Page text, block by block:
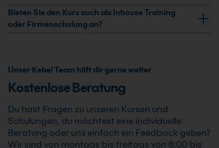
Teilnahmezertifikat. Dieses bestätigt Deine erweiterten
Kenntnisse im professionellen Einsatz von Windows
Server 2025 – Master of Administration Kurs .
Ja, wir garantieren die Durchführung aller von uns
bestätigten Termine. Der Windows Server 2025 –
Master of Administration Kurs findet auch bereits ab
Bieten Sie den Kurs auch als Inhouse Training
oder Firmenschulung an?
als Online-Firmenschulung durchgeführt werden.
Inhalte, Prozesse und Schwerpunkte passen wir
Unternehmens an.
Unser Kebel Team hilft dir gerne weiter
Kostenlose Beratung
Du hast Fragen zu unseren Kursen und
Schulungen, du möchtest eine individuelle
Beratung oder uns einfach ein Feedback geben?
Wir sind von montags bis freitags von 8:00 bis